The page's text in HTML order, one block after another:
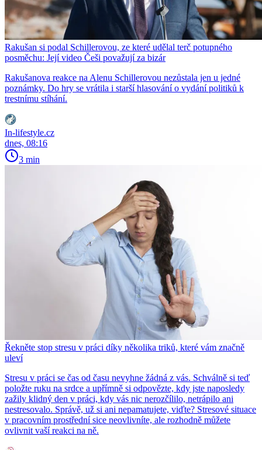
Rakušan si podal Schillerovou, ze které udělal terč potupného
posměchu: Její video Češi považují za bizár
Rakušanova reakce na Alenu Schillerovou nezůstala jen u jedné
poznámky. Do hry se vrátila i starší hlasování o vydání politiků k
trestnímu stíhání.
In-lifestyle.cz
dnes, 08:16
3 min
Řekněte stop stresu v práci díky několika triků, které vám značně
uleví
Stresu v práci se čas od času nevyhne žádná z vás. Schválně si teď
položte ruku na srdce a upřímně si odpovězte, kdy jste naposledy
zažily klidný den v práci, kdy vás nic nerozčílilo, netrápilo ani
nestresovalo. Správě, už si ani nepamatujete, viďte? Stresové situace
v pracovním prostřední sice neovlivníte, ale rozhodně můžete
ovlivnit vaší reakci na ně.